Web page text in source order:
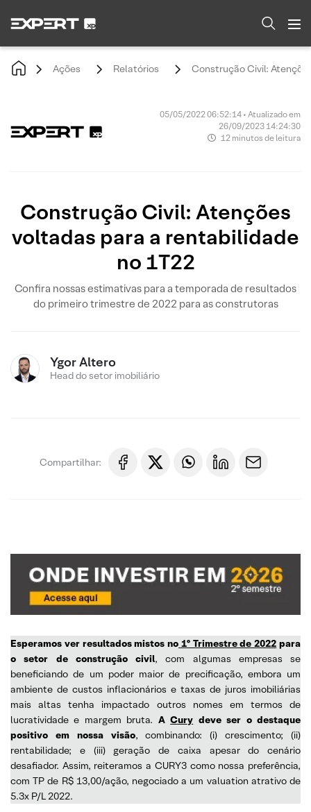
Ações Relatórios Construção Civil:
05/05/2022 06:52:14 • Atualizado em
26/09/2023 14:24:30
12 minutos de leitura
Construção Civil: Atenções
voltadas para a rentabilidade
no 1T22
Confira nossas estimativas para a temporada de resultados
do primeiro trimestre de 2022 para as construtoras
Ygor Altero
Head do setor imobiliário
Compartilhar:
Esperamos ver resultados mistos no 1º Trimestre de 2022 para
o setor de construção civil, com algumas empresas se
beneficiando de um poder maior de precificação, embora um
ambiente de custos inflacionários e taxas de juros imobiliárias
mais altas tenha impactado outros nomes em termos de
lucratividade e margem bruta. ACury deve ser o destaque
positivo em nossa visão, combinando: (i) crescimento; (ii)
rentabilidade; e (iii) geração de caixa apesar do cenário
desafiador. Assim, reiteramos a CURY3 como nossa preferência,
com TP de R$ 13,00/ação, negociado a um valuation atrativo de
5.3x P/L 2022.